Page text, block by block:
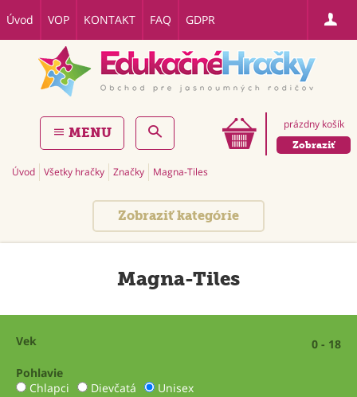
Úvod VOP KONTAKT FAQ GDPR
prázdny košík
Zobraziť
MENU
Úvod Všetky hračky Značky Magna-Tiles
Zobraziť kategórie
Magna-Tiles
Vek
0 - 18
Pohlavie
Chlapci
Dievčatá Unisex